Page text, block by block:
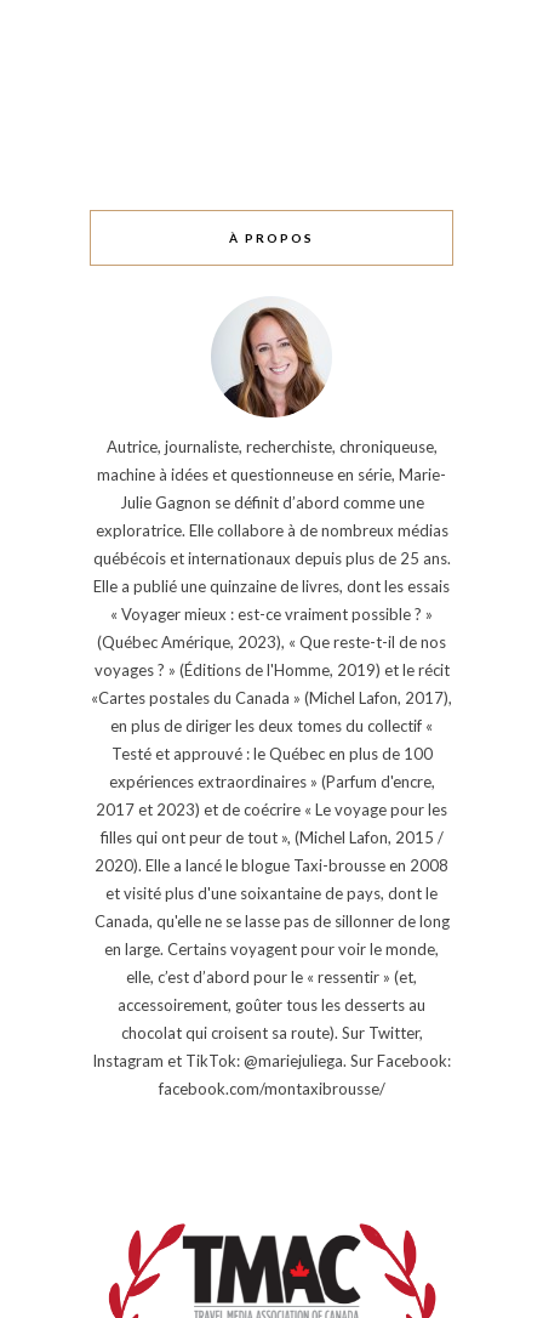
À PROPOS
Autrice, journaliste, recherchiste, chroniqueuse,
machine à idées et questionneuse en série, Marie-
Julie Gagnon se définit d’abord comme une
exploratrice. Elle collabore à de nombreux médias
québécois et internationaux depuis plus de 25 ans.
Elle a publié une quinzaine de livres, dont les essais
« Voyager mieux : est-ce vraiment possible ? »
(Québec Amérique, 2023), « Que reste-t-il de nos
voyages ? » (Éditions de l'Homme, 2019) et le récit
«Cartes postales du Canada » (Michel Lafon, 2017),
en plus de diriger les deux tomes du collectif «
Testé et approuvé : le Québec en plus de 100
expériences extraordinaires » (Parfum d'encre,
2017 et 2023) et de coécrire « Le voyage pour les
filles qui ont peur de tout », (Michel Lafon, 2015 /
2020). Elle a lancé le blogue Taxi-brousse en 2008
et visité plus d'une soixantaine de pays, dont le
Canada, qu'elle ne se lasse pas de sillonner de long
en large. Certains voyagent pour voir le monde,
elle, c’est d’abord pour le « ressentir » (et,
accessoirement, goûter tous les desserts au
chocolat qui croisent sa route). Sur Twitter,
Instagram et TikTok: @mariejuliega. Sur Facebook:
facebook.com/montaxibrousse/